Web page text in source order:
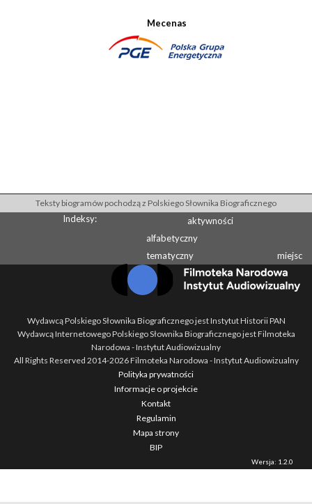
Mecenas
Teksty biogramów pochodzą z Polskiego Słownika Biograficznego
Indeksy:
aktywności
alfabetyczny
tematyczny
miejsc
Wydawcą Polskiego Słownika Biograficznego jest Instytut Historii PAN
Wydawcą Internetowego Polskiego Słownika Biograficznego jest Filmoteka
Narodowa - Instytut Audiowizualny
All Rights Reserved 2014-2026Filmoteka Narodowa - Instytut Audiowizualny
Polityka prywatności
Informacje o projekcie
Kontakt
Regulamin
Mapa strony
BIP
Wersja: 1.2.0